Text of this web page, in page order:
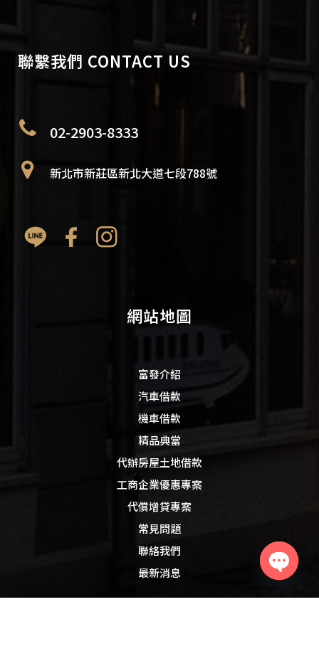
聯繫我們 CONTACT US
02-2903-8333
新北市新莊區新北大道七段788號
網站地圖
富發介紹
汽車借款
機車借款
精品典當
代辦房屋土地借款
工商企業優惠專案
代償增貸專案
常見問題
聯絡我們
最新消息
chaty